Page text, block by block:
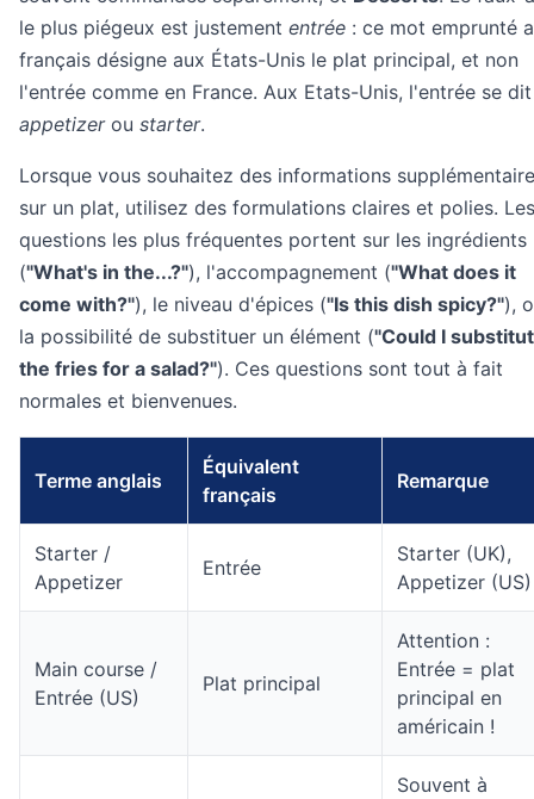
le plus piégeux est justement entrée : ce mot emprunté
français désigne aux États-Unis le plat principal, et non
l'entrée comme en France. Aux Etats-Unis, l'entrée se dit
appetizerou starter.
Lorsque vous souhaitez des informations
sur un plat, utilisez des formulations claires et polies. Les
questions les plus fréquentes portent sur les ingrédients
("What's in the...?"), l'accompagnement ("What does it
come with?"), le niveau d'épices ("Is this dish spicy?"),
la possibilité de substituer un élément ("Could I
the fries for a salad?"). Ces questions sont tout à fait
normales et bienvenues.
Terme anglais
Équivalent
français
Remarque
Starter /
Appetizer
Entrée
Starter (UK),
Appetizer (US)
Main course /
Entrée (US)
Plat principal
Attention :
Entrée = plat
principal en
américain !
Souvent à